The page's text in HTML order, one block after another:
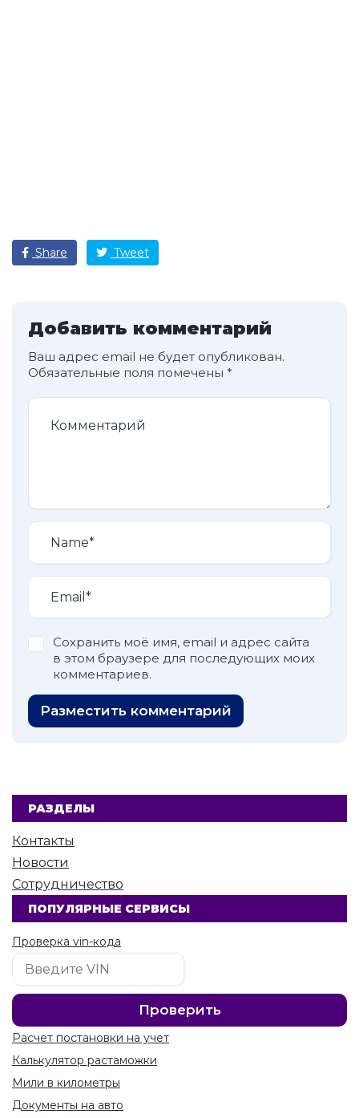
Share Tweet
Добавить комментарий
Ваш адрес email не будет опубликован.
Обязательные поля помечены *
Сохранить моё имя, email и адрес сайта
в этом браузере для последующих моих
комментариев.
Разместить комментарий
РАЗДЕЛЫ
Контакты
Новости
Сотрудничество
ПОПУЛЯРНЫЕ СЕРВИСЫ
Проверка vin-кода
Расчет постановки на учет
Калькулятор растаможки
Мили в километры
Документы на авто